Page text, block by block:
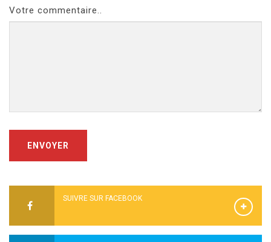
Votre commentaire..
ENVOYER
SUIVRE SUR FACEBOOK